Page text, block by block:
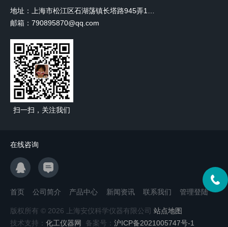
邮箱：790895870@qq.com
扫一扫，关注我们
在线咨询
首页 公司简介 产品中心 新闻资讯 联系我们 管理登陆
版权所有 © 2026 上海安仪科学仪器有限公司 站点地图
技术支持： 化工仪器网 备案号： 沪ICP备2021005747号-1